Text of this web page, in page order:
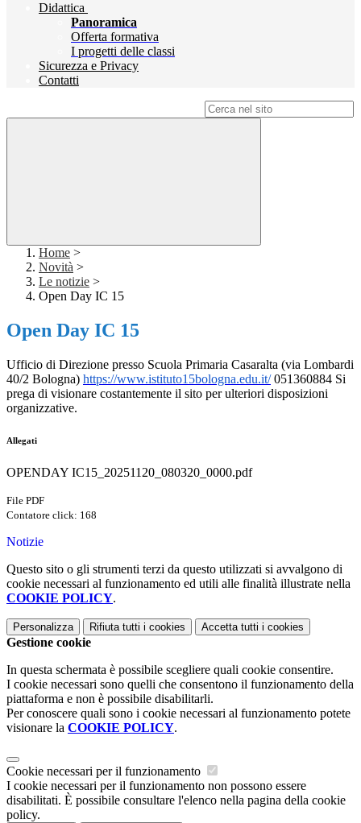
Didattica
Panoramica
Offerta formativa
I progetti delle classi
Sicurezza e Privacy
Contatti
Home >
Novità >
Le notizie >
Open Day IC 15
Open Day IC 15
Ufficio di Direzione presso Scuola Primaria Casaralta (via Lombardi
40/2 Bologna) https://www.istituto15bologna.edu.it/051360884 Si
prega di visionare costantemente il sito per ulteriori disposizioni
organizzative.
Allegati
OPENDAY IC15_20251120_080320_0000.pdf
File PDF
Contatore click: 168
Notizie
Questo sito o gli strumenti terzi da questo utilizzati si avvalgono di
cookie necessari al funzionamento ed utili alle finalità illustrate nella
COOKIE POLICY.
Personalizza Rifiuta tutti i cookies Accetta tutti i cookies
Gestione cookie
In questa schermata è possibile scegliere quali cookie consentire.
I cookie necessari sono quelli che consentono il funzionamento della
piattaforma e non è possibile disabilitarli.
Per conoscere quali sono i cookie necessari al funzionamento potete
visionare la COOKIE POLICY.
Cookie necessari per il funzionamento
I cookie necessari per il funzionamento non possono essere
disabilitati. È possibile consultare l'elenco nella pagina della cookie
policy.